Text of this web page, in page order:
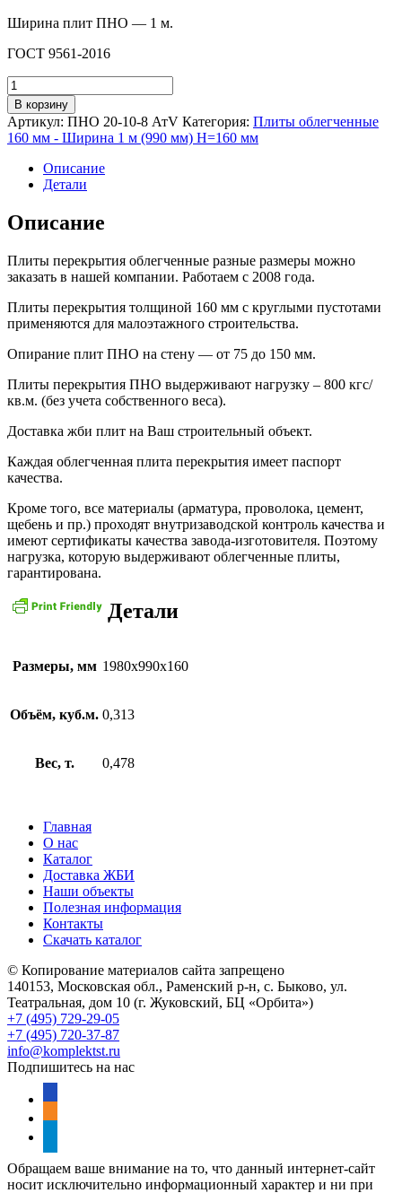
Ширина плит ПНО — 1 м.
ГОСТ 9561-2016
Количество
товара
ПНО
20-
10-
АтV
В корзину
Артикул: ПНО 20-10-8 АтV Категория: Плиты облегченные
160 мм - Ширина 1 м (990 мм) H=160 мм
Описание
Детали
Описание
Плиты перекрытия облегченные разные размеры можно
заказать в нашей компании. Работаем с 2008 года.
Плиты перекрытия толщиной 160 мм с круглыми пустотами
применяются для малоэтажного строительства.
Опирание плит ПНО на стену — от 75 до 150 мм.
Плиты перекрытия ПНО выдерживают нагрузку – 800 кгс/
кв.м. (без учета собственного веса).
Доставка жби плит на Ваш строительный объект.
Каждая облегченная плита перекрытия имеет паспорт
качества.
Кроме того, все материалы (арматура, проволока, цемент,
щебень и пр.) проходят внутризаводской контроль качества и
имеют сертификаты качества завода-изготовителя. Поэтому
нагрузка, которую выдерживают облегченные плиты,
гарантирована.
Детали
Размеры, мм 1980х990х160
Объём, куб.м. 0,313
Вес, т. 0,478
Главная
О нас
Каталог
Доставка ЖБИ
Наши объекты
Полезная информация
Контакты
Скачать каталог
© Копирование материалов сайта запрещено
140153, Московская обл., Раменский р-н, с. Быково, ул.
Театральная, дом 10 (г. Жуковский, БЦ «Орбита»)
+7 (495) 729-29-05
+7 (495) 720-37-87
info@komplektst.ru
Подпишитесь на нас
Обращаем ваше внимание на то, что данный интернет-сайт
носит исключительно информационный характер и ни при